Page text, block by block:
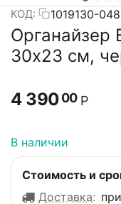
КОД: 1019130-048
Органайзер
30х23 см,
4 39000 Р
В наличии
Стоимость и
Доставка: